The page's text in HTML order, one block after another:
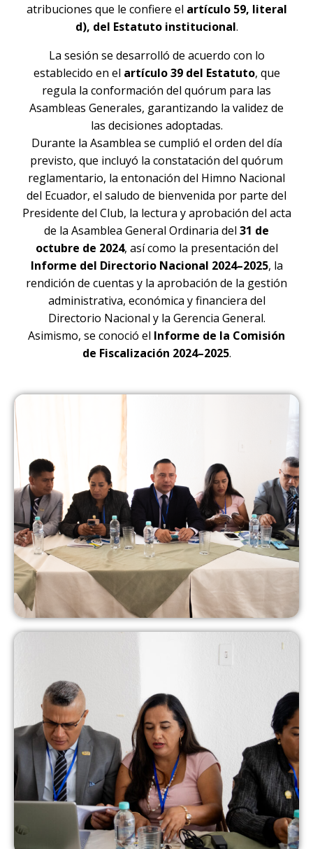
atribuciones que le confiere el artículo 59, literal
d), del Estatuto institucional.
La sesión se desarrolló de acuerdo con lo
establecido en el artículo 39 del Estatuto, que
regula la conformación del quórum para las
Asambleas Generales, garantizando la validez de
las decisiones adoptadas.
Durante la Asamblea se cumplió el orden del día
previsto, que incluyó la constatación del quórum
reglamentario, la entonación del Himno Nacional
del Ecuador, el saludo de bienvenida por parte del
Presidente del Club, la lectura y aprobación del acta
de la Asamblea General Ordinaria del 31 de
octubre de 2024, así como la presentación del
Informe del Directorio Nacional 2024–2025, la
rendición de cuentas y la aprobación de la gestión
administrativa, económica y financiera del
Directorio Nacional y la Gerencia General.
Asimismo, se conoció el Informe de la Comisión
de Fiscalización 2024–2025.